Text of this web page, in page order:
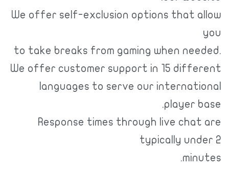
We offer self-exclusion options that allow
you
to take breaks from gaming when needed.
We offer customer support in 15 different
languages to serve our international
player base.
Response times through live chat are
typically under 2
minutes.